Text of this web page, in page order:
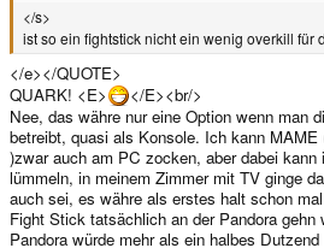
</s>
ist so ein fightstick nicht ein wenig overkill für
</e></QUOTE>
QUARK! <E>
</E><br/>
Nee, das währe nur eine Option wenn man
betreibt, quasi als Konsole. Ich kann
)zwar auch am PC zocken, aber dabei
lümmeln, in meinem Zimmer mit TV ginge
auch sei, es währe als erstes halt schon
Fight Stick tatsächlich an der Pandora gehn
Pandora würde mehr als ein halbes